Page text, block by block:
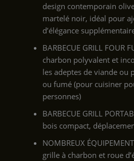
design contemporain
martelé noir, idéal pour
d’élégance
BARBECUE GRILL FOUR
charbon polyvalent et
les adeptes de viande ou
ou fumé (pour cuisiner
personnes)
BARBECUE GRILL
bois compact,
NOMBREUX
grille à charbon et roue